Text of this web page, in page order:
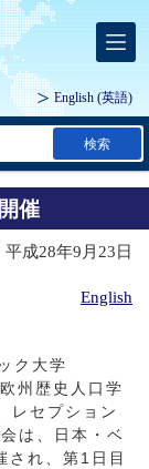
English (英語)
検索
催
平成28年9月23日
English
ク大学
州歴史人口学
レセプション
は、日本・ベ
され、第1日目